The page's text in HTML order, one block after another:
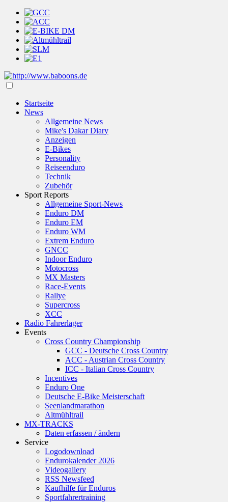
Startseite
News
Allgemeine News
Mike's Dakar Diary
Anzeigen
E-Bikes
Personality
Reiseenduro
Technik
Zubehör
Sport Reports
Allgemeine Sport-News
Enduro DM
Enduro EM
Enduro WM
Extrem Enduro
GNCC
Indoor Enduro
Motocross
MX Masters
Race-Events
Rallye
Supercross
XCC
Radio Fahrerlager
Events
Cross Country Championship
GCC - Deutsche Cross Country
ACC - Austrian Cross Country
ICC - Italian Cross Country
Incentives
Enduro One
Deutsche E-Bike Meisterschaft
Seenlandmarathon
Altmühltrail
MX-TRACKS
Daten erfassen / ändern
Service
Logodownload
Endurokalender 2026
Videogallery
RSS Newsfeed
Kaufhilfe für Enduros
Sportfahrertraining